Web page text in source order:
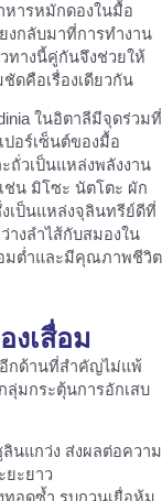
ารหมักดองในมื้อ
งกลับมาที่การทำงาน
ทางนี้คู่กันจึงช่วยให้
ดคือเรื่องเดียวกัน
ในอิตาลีมีจุดร่วมที่
อร์เซ็นต์ของมื้อ
ถั่วเป็นแหล่งพลังงาน
น มิโซะ นัตโตะ ผัก
เป็นแหล่งจุลินทรีย์ดีที่
างลำไส้กับสมองใน
มต่ำและมีคุณภาพชีวิต
งเสื่อม
อีกด้านที่สำคัญไม่แพ้
ลุ่มกระตุ้นการอักเสบ
นแกว่ง ส่งผลต่อความ
ยะยาว